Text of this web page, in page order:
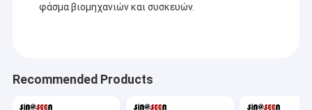
φάσμα βιομηχανιών και συσκευών.
Recommended Products